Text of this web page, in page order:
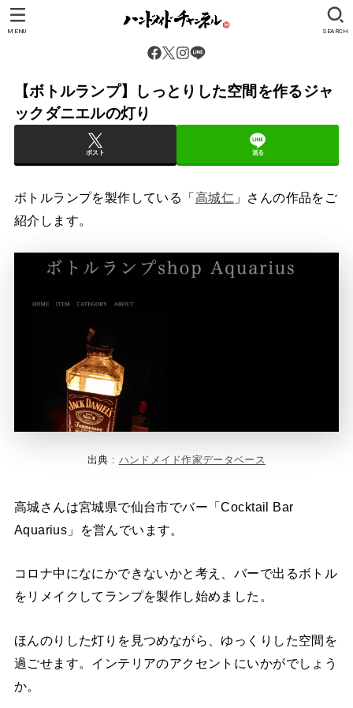
SEARCH
MENU
【ボトルランプ】しっとりした空間を作るジャ
ックダニエルの灯り
ポスト 送る
ボトルランプを製作している「高城仁 」さんの作品をご
紹介します。
出典 : ハンドメイド作家データベース
高城さんは宮城県で仙台市でバー「Cocktail Bar
Aquarius」を営んでいます。
コロナ中になにかできないかと考え、バーで出るボトル
をリメイクしてランプを製作し始めました。
ほんのりした灯りを見つめながら、ゆっくりした空間を
過ごせます。インテリアのアクセントにいかがでしょう
か。